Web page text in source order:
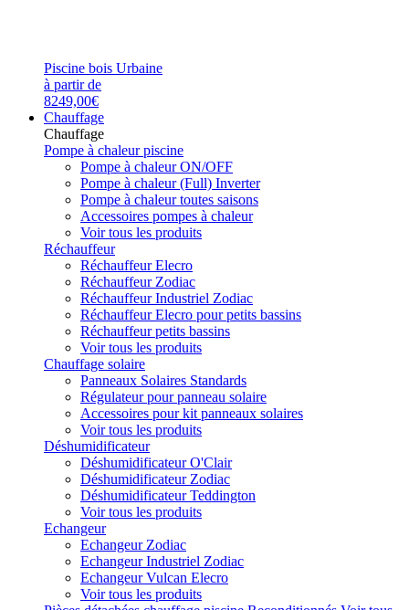
Piscine bois Urbaine
à partir de
8249,00€
Chauffage
Chauffage
Pompe à chaleur piscine
Pompe à chaleur ON/OFF
Pompe à chaleur (Full) Inverter
Pompe à chaleur toutes saisons
Accessoires pompes à chaleur
Voir tous les produits
Réchauffeur
Réchauffeur Elecro
Réchauffeur Zodiac
Réchauffeur Industriel Zodiac
Réchauffeur Elecro pour petits bassins
Réchauffeur petits bassins
Voir tous les produits
Chauffage solaire
Panneaux Solaires Standards
Régulateur pour panneau solaire
Accessoires pour kit panneaux solaires
Voir tous les produits
Déshumidificateur
Déshumidificateur O'Clair
Déshumidificateur Zodiac
Déshumidificateur Teddington
Voir tous les produits
Echangeur
Echangeur Zodiac
Echangeur Industriel Zodiac
Echangeur Vulcan Elecro
Voir tous les produits